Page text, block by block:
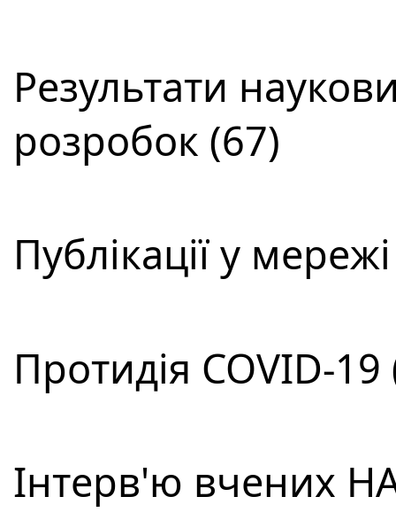
Результати
розробок (67)
Публікації у
Протидія COVID-19
Інтерв'ю вчених